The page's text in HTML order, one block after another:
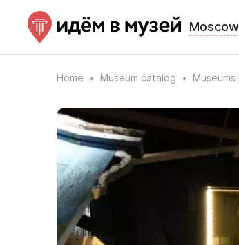
Moscow
Home Museum catalog Museums